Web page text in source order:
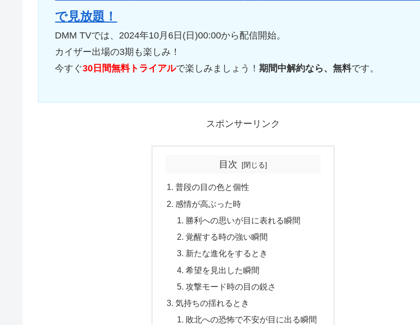
で見放題！
DMM TVでは、2024年10月6日(日)00:00から配信開始。
カイザー出場の3期も楽しみ！
今すぐ30日間無料トライアルで楽しみましょう！期間中解約なら、無料です。
スポンサーリンク
目次
普段の目の色と個性
感情が高ぶった時
勝利への思いが目に表れる瞬間
覚醒する時の強い瞬間
新たな進化をするとき
希望を見出した瞬間
攻撃モード時の目の鋭さ
気持ちの揺れるとき
敗北への恐怖で不安が目に出る瞬間